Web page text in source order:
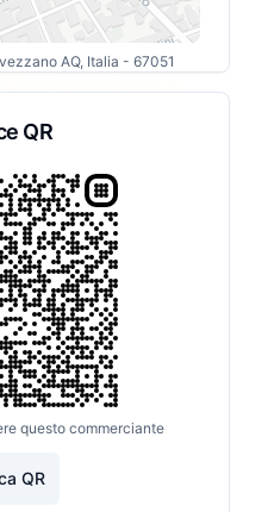
AQ, Italia - 67051
QR
questo commerciante
QR